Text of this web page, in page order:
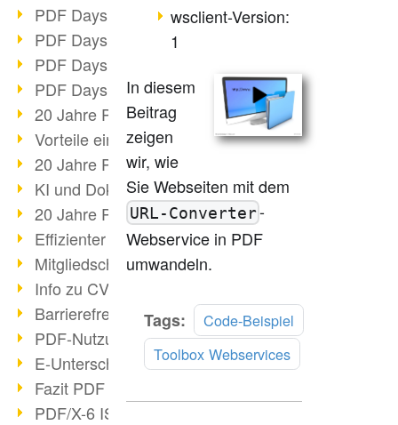
PDF Days 2022 Themenblock 3
PDF Days 2022 Themenblock 2
PDF Days 2022 Themenblock 1
PDF Days Europe 2022
20 Jahre PDF/X (Teil 3)
Vorteile einer PDF-Businesslösung
20 Jahre PDF/X (Teil 2)
KI und Dokumenten-Management
20 Jahre PDF/X (Teil 1)
Effizienter Dokumenten Workflow
Mitgliedschaft PDF Association
Info zu CVE-2022-22965
Barrierefreiheit mehr als Inklusion
PDF-Nutzung durch Pandemie
E-Unterschriften für Verwaltung
Fazit PDF Days 2021
PDF/X-6 ISO-Norm
wsclient-Version:
1
In diesem
Beitrag
zeigen
wir, wie
Sie Webseiten mit dem
URL-Converter-
Webservice in PDF
umwandeln.
Tags:
Code-Beispiel
Toolbox Webservices